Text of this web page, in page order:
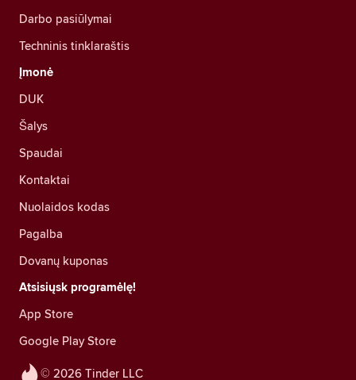
© 2026 Tinder LLC
Darbo pasiūlymai
Techninis tinklaraštis
Įmonė
DUK
Šalys
Spaudai
Kontaktai
Nuolaidos kodas
Pagalba
Dovanų kuponas
Atsisiųsk programėlę!
App Store
Google Play Store